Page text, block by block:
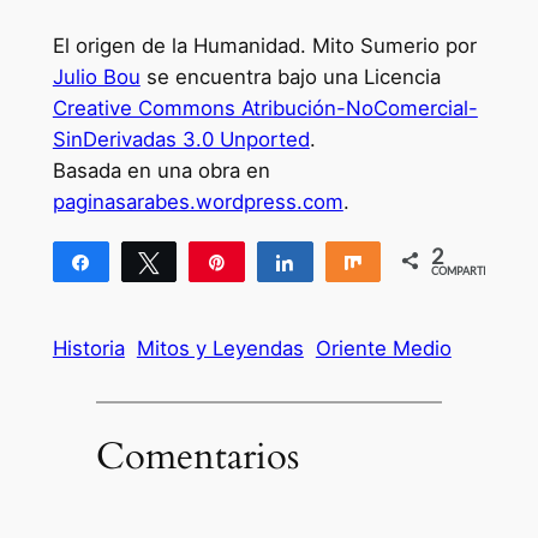
El origen de la Humanidad. Mito Sumerio por
Julio Bou se encuentra bajo una Licencia
Creative Commons Atribución-NoComercial-
SinDerivadas 3.0 Unported.
Basada en una obra en
paginasarabes.wordpress.com.
Compartir Twittear Compartir Compartir
2
COMPARTIR
Historia Mitos y Leyendas Oriente Medio
Comentarios